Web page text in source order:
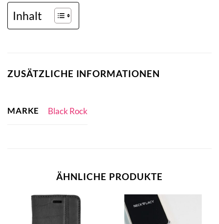
Inhalt
ZUSÄTZLICHE INFORMATIONEN
MARKE Black Rock
ÄHNLICHE PRODUKTE